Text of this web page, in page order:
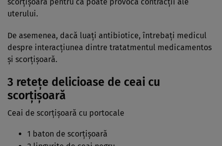
uterului.
De asemenea, dacă luaţi antibiotice, întrebaţi medicul
despre interacţiunea dintre tratatmentul medicamentos
şi scorţişoară.
3 reteţe delicioase de ceai cu
scorţişoară
Ceai de scorţişoară cu portocale
1 baton de scorţişoară